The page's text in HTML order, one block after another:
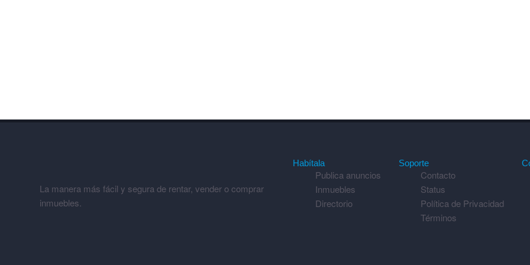
La manera más fácil y segura de rentar, vender o comprar
inmuebles.
Habítala
Publica anuncios
Inmuebles
Directorio
Soporte
Contacto
Status
Política de Privacidad
Términos